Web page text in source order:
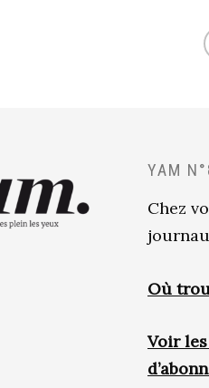
YAM
Chez
Où
Voir